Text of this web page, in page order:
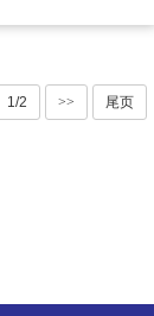
1/2 >> 尾页